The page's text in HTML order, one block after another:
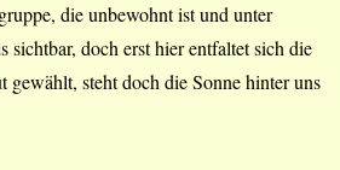
die unbewohnt ist und unter
sichtbar, doch erst hier entfaltet sich die
gewählt, steht doch die Sonne hinter uns